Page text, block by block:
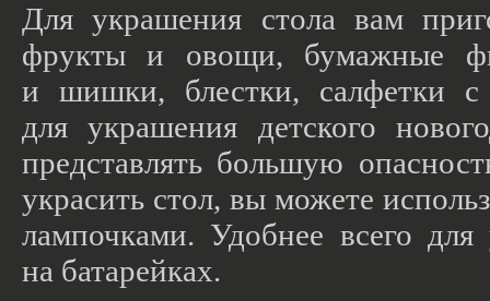
Для украшения стола вам
фрукты и овощи, бумажные
и шишки, блестки, салфетки с
для украшения детского
представлять большую
украсить стол, вы можете
лампочками. Удобнее всего для
на батарейках.